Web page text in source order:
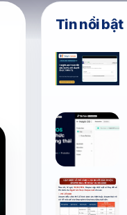
Tin nổi bật